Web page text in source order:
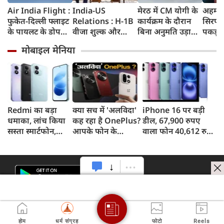
Air India Flight :
फुकेत-दिल्ली फ्लाइट
के पायलट के डोप
कहा- रिपोर्ट नहीं
मिली, टिप्पणी की
स्थिति में नहीं
India-US
Relations : H-1B
वीजा शुल्क और
अलावा PM मोदी ने
अमेरिकी उपराष्ट्रपति
जेडी वेंस किन मुद्दों पर
की चर्चा
मेरठ में CM योगी के
कार्यक्रम के दौरान
बिना अनुमति उड़ाया
को किया गिरफ्तार
सिरप
पकड़ा
रुपए
जब्त
मोबाइल मेनिया
Redmi का बड़ा
धमाका, लांच किया
सस्ता स्मार्टफोन,
क्या सच में 'अलविदा'
कह रहा है OnePlus?
आपके फोन के
iPhone 16 पर बड़ी
डील, 67,900 रुपए
वाला फोन 40,612 रुपए
होम धर्म संग्रह फोटो Reels